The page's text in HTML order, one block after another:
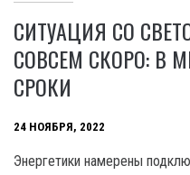
СИТУАЦИЯ СО
СОВСЕМ СКОРО: В
СРОКИ
24 НОЯБРЯ, 2022
Энергетики намерены